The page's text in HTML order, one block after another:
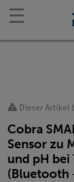
☰
Dieser Artikel
Cobra
Sensor zu
und pH bei
(Bluetooth